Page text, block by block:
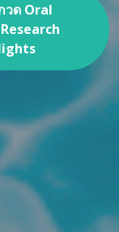
วด Oral